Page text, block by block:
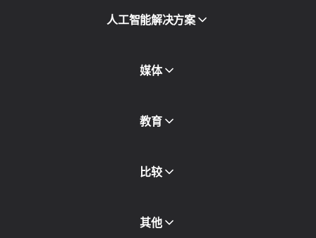
移动代理
住宅代理
代理目录
人工智能解决方案
媒体
博客和文章
合作伙伴
教育
免费书
比较
其他